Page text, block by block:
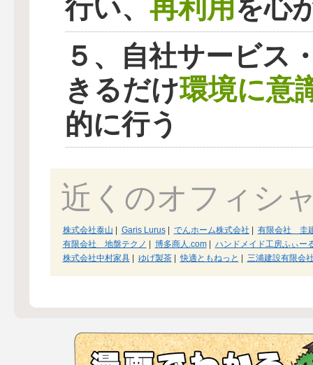
行い、 再利用を心
５、自社サービス
きるだけ環境に意
的に行う
近くのオフィシ
株式会社泰山 Garis Lurus| でんホーム株式会社
有限会社 圭
有限会社 地盤テクノ
博多商人.com|
ハンドメイド工房ふぃー
株式会社中村家具| ゆげ製茶| 快適ともねっと 三浦建設有限会